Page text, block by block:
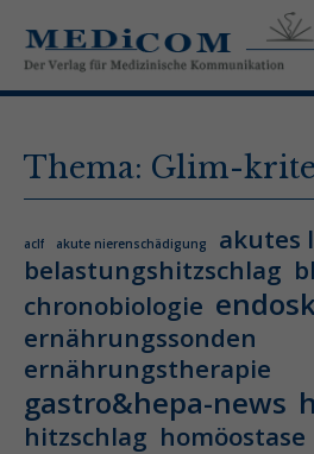
Thema: Glim-
aclf akute nierenschädigung
akutes
belastungshitzschlag
chronobiologie
ernährungssonden
ernährungstherapie
gastro&hepa-news
hitzschlag homöostase